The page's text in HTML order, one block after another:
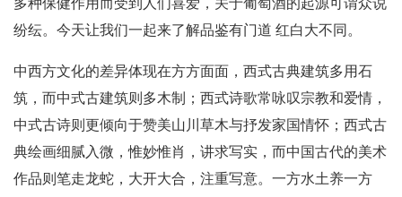
多种保健作用而受到人们喜爱，关于葡萄酒的起源可谓众说
纷纭。今天让我们一起来了解品鉴有门道 红白大不同。
中西方文化的差异体现在方方面面，西式古典建筑多用石
筑，而中式古建筑则多木制；西式诗歌常咏叹宗教和爱情，
中式古诗则更倾向于赞美山川草木与抒发家国情怀；西式古
典绘画细腻入微，惟妙惟肖，讲求写实，而中国古代的美术
作品则笔走龙蛇，大开大合，注重写意。一方水土养一方